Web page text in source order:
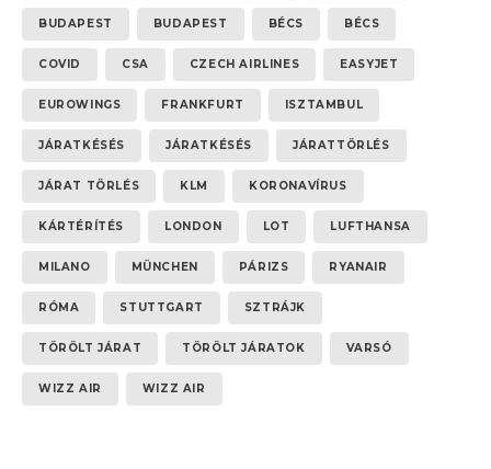
BUDAPEST BUDAPEST BÉCS BÉCS
COVID CSA CZECH AIRLINES EASYJET
EUROWINGS FRANKFURT ISZTAMBUL
JÁRATKÉSÉS JÁRATKÉSÉS JÁRATTÖRLÉS
JÁRAT TÖRLÉS KLM KORONAVÍRUS
KÁRTÉRÍTÉS LONDON LOT LUFTHANSA
MILANO MÜNCHEN PÁRIZS RYANAIR
RÓMA STUTTGART SZTRÁJK
TÖRÖLT JÁRAT TÖRÖLT JÁRATOK VARSÓ
WIZZ AIR WIZZ AIR